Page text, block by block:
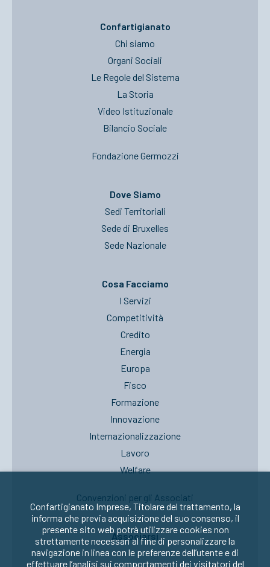
Confartigianato
Chi siamo
Organi Sociali
Le Regole del Sistema
La Storia
Video Istituzionale
Bilancio Sociale
Fondazione Germozzi
Dove Siamo
Sedi Territoriali
Sede di Bruxelles
Sede Nazionale
Cosa Facciamo
I Servizi
Competitività
Credito
Energia
Europa
Fisco
Formazione
Innovazione
Internazionalizzazione
Lavoro
Welfare
Convenzioni per gli Associati
Associarsi
Confartigianato Imprese, Titolare del trattamento, la
informa che previa acquisizione del suo consenso, il
presente sito web potrà utilizzare cookies non
strettamente necessari al fine di personalizzare la
navigazione in linea con le preferenze dell’utente e di
effettuare l’analisi sui comportamenti dei visitatori del